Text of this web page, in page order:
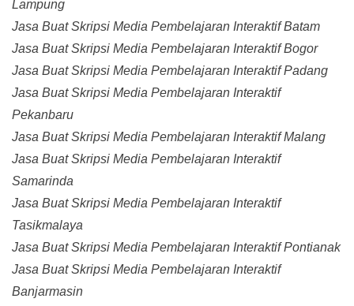
Lampung
Jasa Buat Skripsi Media Pembelajaran Interaktif Batam
Jasa Buat Skripsi Media Pembelajaran Interaktif Bogor
Jasa Buat Skripsi Media Pembelajaran Interaktif Padang
Jasa Buat Skripsi Media Pembelajaran Interaktif
Pekanbaru
Jasa Buat Skripsi Media Pembelajaran Interaktif Malang
Jasa Buat Skripsi Media Pembelajaran Interaktif
Samarinda
Jasa Buat Skripsi Media Pembelajaran Interaktif
Tasikmalaya
Jasa Buat Skripsi Media Pembelajaran Interaktif Pontianak
Jasa Buat Skripsi Media Pembelajaran Interaktif
Banjarmasin